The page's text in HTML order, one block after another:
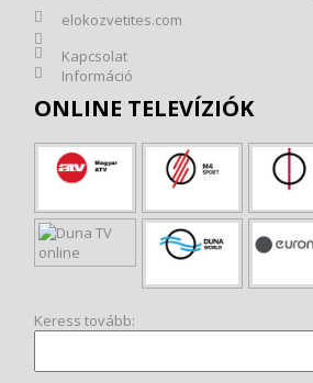
elokozvetites.com
Kapcsolat
Információ
ONLINE TELEVÍZIÓK
Keress tovább: